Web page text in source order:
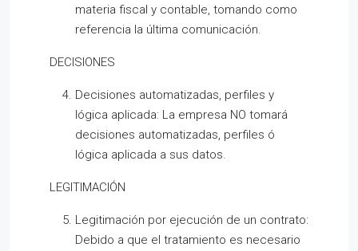
materia fiscal y contable, tomando como
referencia la última comunicación.
DECISIONES
Decisiones automatizadas, perfiles y
lógica aplicada: La empresa NO tomará
decisiones automatizadas, perfiles ó
lógica aplicada a sus datos.
LEGITIMACIÓN
Legitimación por ejecución de un contrato:
Debido a que el tratamiento es necesario